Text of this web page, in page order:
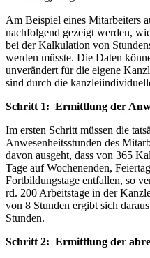
Am Beispiel eines Mitarbeiters
nachfolgend gezeigt werden,
bei der Kalkulation von
werden müsste. Die Daten
unverändert für die eigene
sind durch die
Schritt 1: Ermittlung der
Im ersten Schritt müssen die
Anwesenheitsstunden des
davon ausgeht, dass von 365
Tage auf Wochenenden,
Fortbildungstage entfallen, so
rd. 200 Arbeitstage in der
von 8 Stunden ergibt sich
Stunden.
Schritt 2: Ermittlung der